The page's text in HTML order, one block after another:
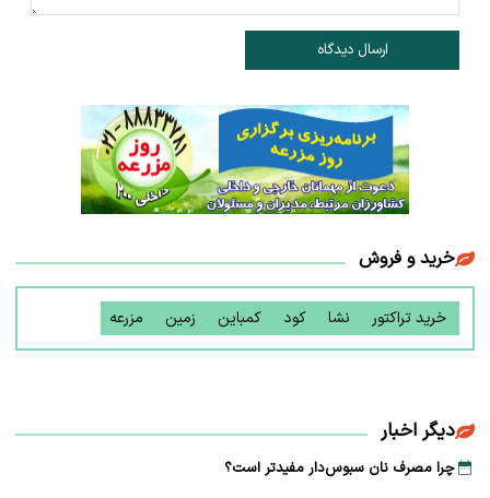
ارسال دیدگاه
خرید و فروش
خرید تراکتور نشا کود کمباین زمین مزرعه
دیگر اخبار
چرا مصرف نان سبوس‌دار مفیدتر است؟